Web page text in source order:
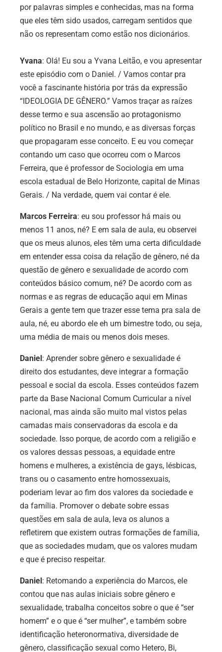
por palavras simples e conhecidas, mas na forma
que eles têm sido usados, carregam sentidos que
não os representam como estão nos dicionários.
Yvana: Olá! Eu sou a Yvana Leitão, e vou apresentar
este episódio com o Daniel. / Vamos contar pra
você a fascinante história por trás da expressão
“IDEOLOGIA DE GÊNERO.” Vamos traçar as raízes
desse termo e sua ascensão ao protagonismo
político no Brasil e no mundo, e as diversas forças
que propagaram esse conceito. E eu vou começar
contando um caso que ocorreu com o Marcos
Ferreira, que é professor de Sociologia em uma
escola estadual de Belo Horizonte, capital de Minas
Gerais. / Na verdade, quem vai contar é ele.
Marcos Ferreira: eu sou professor há mais ou
menos 11 anos, né? E em sala de aula, eu observei
que os meus alunos, eles têm uma certa dificuldade
em entender essa coisa da relação de gênero, né da
questão de gênero e sexualidade de acordo com
conteúdos básico comum, né? De acordo com as
normas e as regras de educação aqui em Minas
Gerais a gente tem que trazer esse tema pra sala de
aula, né, eu abordo ele eh um bimestre todo, ou seja,
uma média de mais ou menos dois meses.
Daniel : Aprender sobre gênero e sexualidade é
direito dos estudantes, deve integrar a formação
pessoal e social da escola. Esses conteúdos fazem
parte da Base Nacional Comum Curricular a nível
nacional, mas ainda são muito mal vistos pelas
camadas mais conservadoras da escola e da
sociedade. Isso porque, de acordo com a religião e
os valores dessas pessoas, a equidade entre
homens e mulheres, a existência de gays, lésbicas,
trans ou o casamento entre homossexuais,
poderiam levar ao fim dos valores da sociedade e
da família. Promover o debate sobre essas
questões em sala de aula, leva os alunos a
refletirem que existem outras formações de família,
que as sociedades mudam, que os valores mudam
e que é preciso respeitar.
Daniel : Retomando a experiência do Marcos, ele
contou que nas aulas iniciais sobre gênero e
sexualidade, trabalha conceitos sobre o que é “ser
homem” e o que é “ser mulher”, e também sobre
identificação heteronormativa, diversidade de
gênero, classificação sexual como Hetero, Bi,